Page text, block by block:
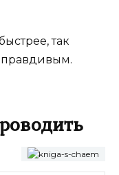
так
правдивым.